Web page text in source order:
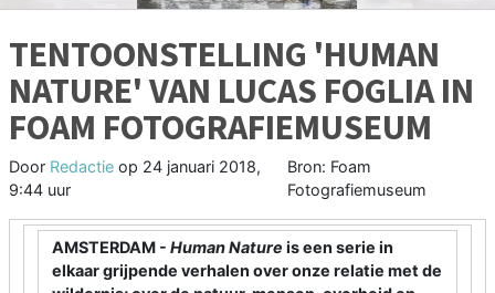
TENTOONSTELLING 'HUMAN
NATURE' VAN LUCAS FOGLIA IN
FOAM FOTOGRAFIEMUSEUM
Door Redactie op 24 januari 2018,
9:44 uur
Bron: Foam
Fotografiemuseum
AMSTERDAM - Human Nature is een serie in
elkaar grijpende verhalen over onze relatie met de